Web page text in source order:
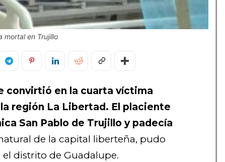
mortal en Trujillo
convirtió en la cuarta víctima
región La Libertad. El placiente
San Pablo de Trujillo y padecía
de la capital liberteña, pudo
distrito de Guadalupe.